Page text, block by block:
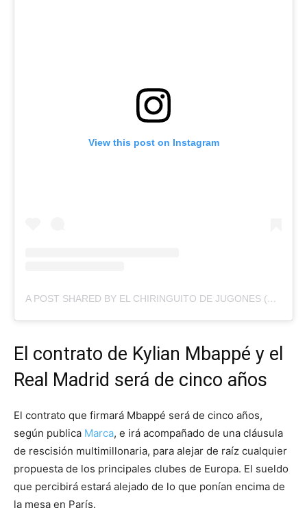
View this post on Instagram
A POST SHARED BY EL CHIRINGUITO DE JUGONES (@ELCHIRINGUITOTV)
El contrato de Kylian Mbappé y el
Real Madrid será de cinco años
El contrato que firmará Mbappé será de cinco años,
según publica Marca, e irá acompañado de una cláusula
de rescisión multimillonaria, para alejar de raíz cualquier
propuesta de los principales clubes de Europa. El sueldo
que percibirá estará alejado de lo que ponían encima de
la mesa en París.